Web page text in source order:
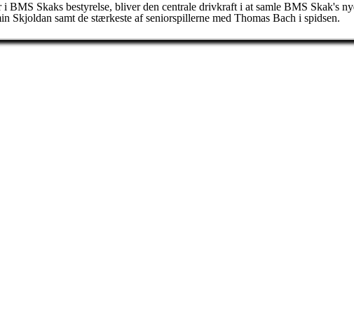
BMS Skaks bestyrelse, bliver den centrale drivkraft i at samle BMS Skak's
Skjoldan samt de stærkeste af seniorspillerne med Thomas Bach i spidsen.